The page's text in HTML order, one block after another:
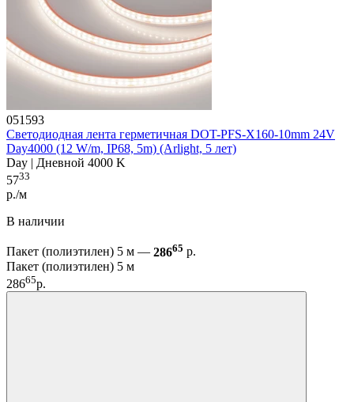
051593
Светодиодная лента герметичная DOT-PFS-X160-10mm 24V
Day4000 (12 W/m, IP68, 5m) (Arlight, 5 лет)
Day | Дневной 4000 K
5733
р./м
В наличии
Пакет (полиэтилен) 5 м — 28665 р.
Пакет (полиэтилен) 5 м
28665р.